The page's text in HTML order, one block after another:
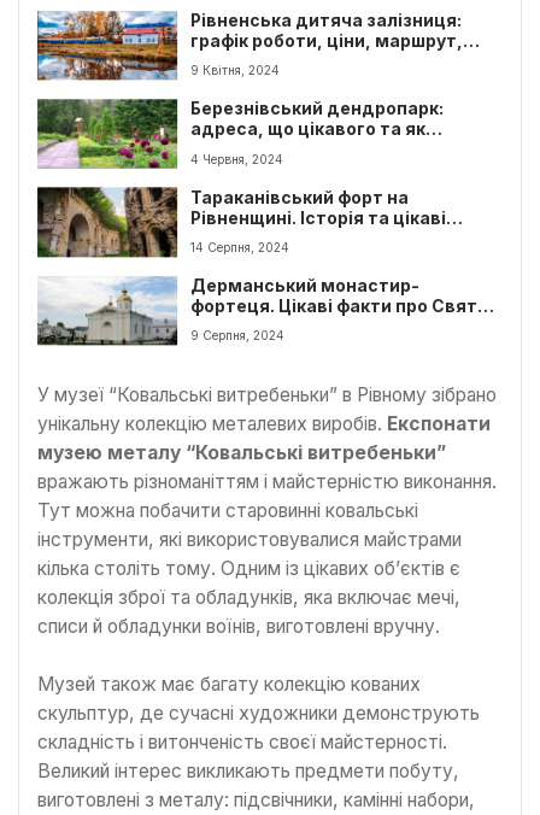
Рівненська дитяча залізниця:
графік роботи, ціни, маршрут,
фото та як дістатися
9 Квітня, 2024
Березнівський дендропарк:
адреса, що цікавого та як
дістатися
4 Червня, 2024
Тараканівський форт на
Рівненщині. Історія та цікаві
факти
14 Серпня, 2024
Дерманський монастир-
фортеця. Цікаві факти про Свято-
троїцький монастир
9 Серпня, 2024
У музеї “Ковальські витребеньки” в Рівному зібрано
унікальну колекцію металевих виробів. Експонати
музею металу “Ковальські витребеньки”
вражають різноманіттям і майстерністю виконання.
Тут можна побачити старовинні ковальські
інструменти, які використовувалися майстрами
кілька століть тому. Одним із цікавих об’єктів є
колекція зброї та обладунків, яка включає мечі,
списи й обладунки воїнів, виготовлені вручну.
Музей також має багату колекцію кованих
скульптур, де сучасні художники демонструють
складність і витонченість своєї майстерності.
Великий інтерес викликають предмети побуту,
виготовлені з металу: підсвічники, камінні набори,